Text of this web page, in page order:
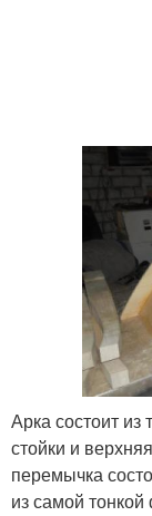
Арка состоит
стойки и
перемычка
из самой